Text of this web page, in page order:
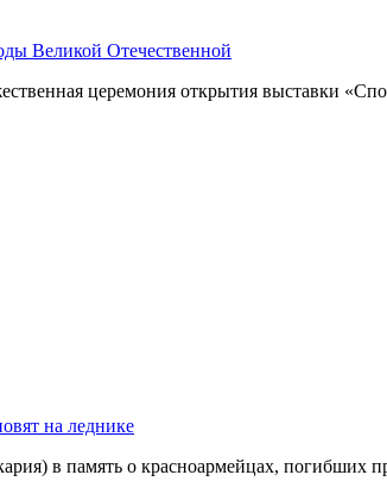
Великой Отечественной
церемония открытия выставки
на леднике
в память о красноармейцах, погибших